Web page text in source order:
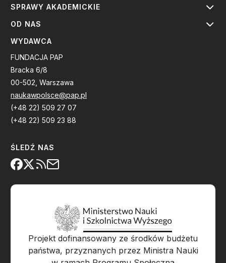
SPRAWY AKADEMICKIE
OD NAS
WYDAWCA
FUNDACJA PAP
Bracka 6/8
00-502, Warszawa
naukawpolsce@pap.pl
(+48 22) 509 27 07
(+48 22) 509 23 88
ŚLEDŹ NAS
Projekt dofinansowany ze środków budżetu
państwa, przyznanych przez Ministra Nauki